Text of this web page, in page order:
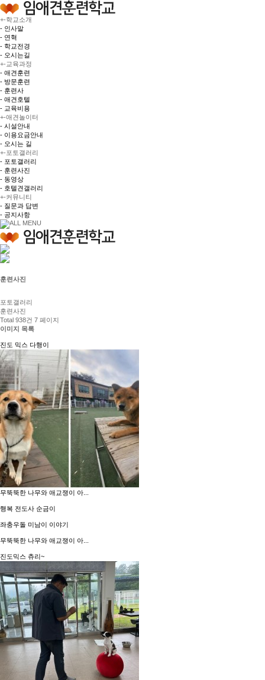
+-학교소개
- 인사말
- 연혁
- 학교전경
- 오시는길
+- 교육과정
- 애견훈련
- 방문훈련
- 훈련사
- 애견호텔
- 교육비용
+-애견놀이터
- 시설안내
- 이용요금안내
- 오시는 길
+-포토갤러리
- 포토갤러리
- 훈련사진
- 동영상
- 호텔견갤러리
+-커뮤니티
- 질문과 답변
- 공지사항
훈련사진
포토갤러리
훈련사진
Total 938건 7 페이지
이미지 목록
진도 믹스 다행이
무뚝뚝한 나무와 애교쟁이 아...
행복 전도사 순금이
좌충우돌 미남이 이야기
무뚝뚝한 나무와 애교쟁이 아...
진도믹스 츄리~